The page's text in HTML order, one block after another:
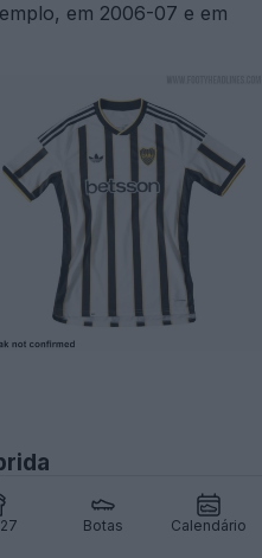
Botas Calendário
em 2006-07 e em